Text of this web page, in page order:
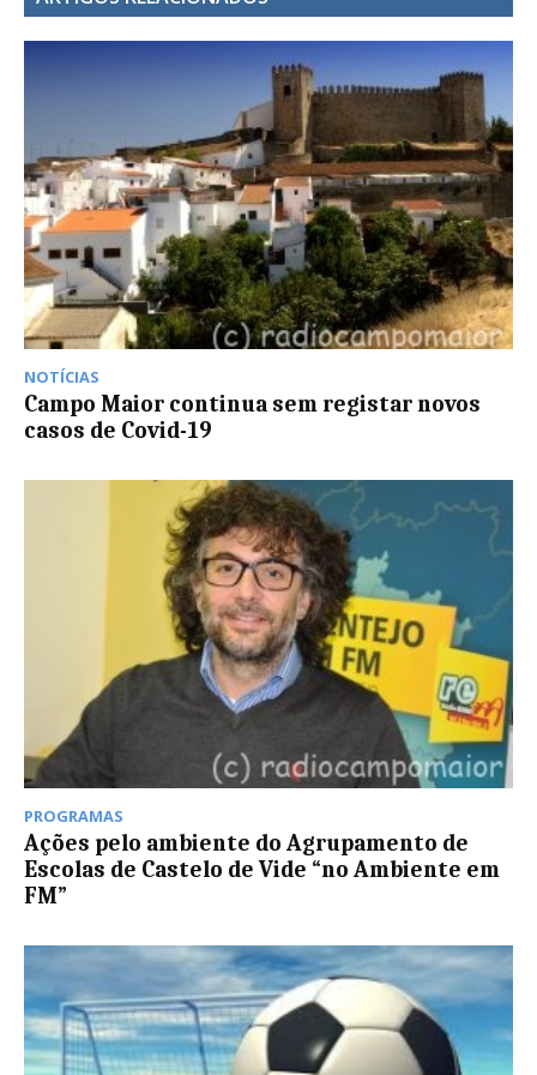
NOTÍCIAS
Campo Maior continua sem registar novos
casos de Covid-19
PROGRAMAS
Ações pelo ambiente do Agrupamento de
Escolas de Castelo de Vide “no Ambiente em
FM”